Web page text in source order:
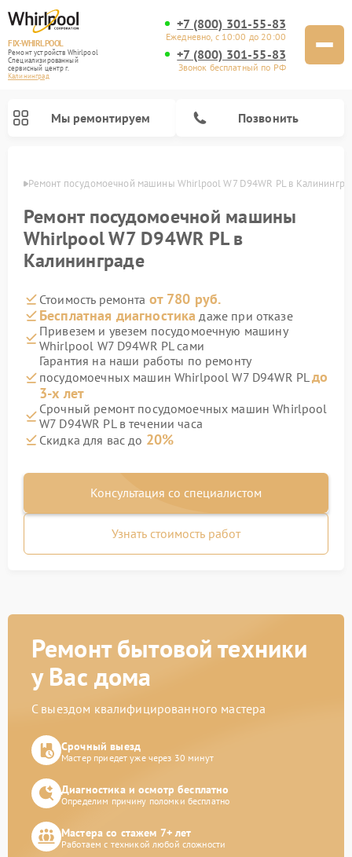
FIX-WHIRLPOOL
Ремонт устройств Whirlpool
Специализированный
cервисный центр г.
Калининград
+7 (800) 301-55-83
Ежедневно, с 10:00 до 20:00
+7 (800) 301-55-83
Звонок бесплатный по РФ
Мы ремонтируем Позвонить
Ремонт посудомоечной машины Whirlpool W7 D94WR PL в
Ремонт посудомоечной машины
Whirlpool W7 D94WR PL в
Калининграде
Стоимость ремонта от 780 руб.
Бесплатная диагностика даже при отказе
Привезем и увезем посудомоечную машину
Whirlpool W7 D94WR PL сами
Гарантия на наши работы по ремонту
посудомоечных машин Whirlpool W7 D94WR PLдо
3-х лет
Срочный ремонт посудомоечных машин Whirlpool
W7 D94WR PL в течении часа
Скидка для вас до 20%
Консультация со специалистом
Узнать стоимость работ
Ремонт бытовой техники
у Вас дома
С выездом квалифицированного мастера
Срочный выезд
Мастер приедет уже через 30 минут
Диагностика и осмотр бесплатно
Определим причину поломки бесплатно
Мастера со стажем 7+ лет
Работаем с техникой любой сложности